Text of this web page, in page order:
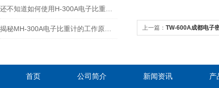
上一篇： TW-600A成都电子
首页 公司简介 新闻资讯 产